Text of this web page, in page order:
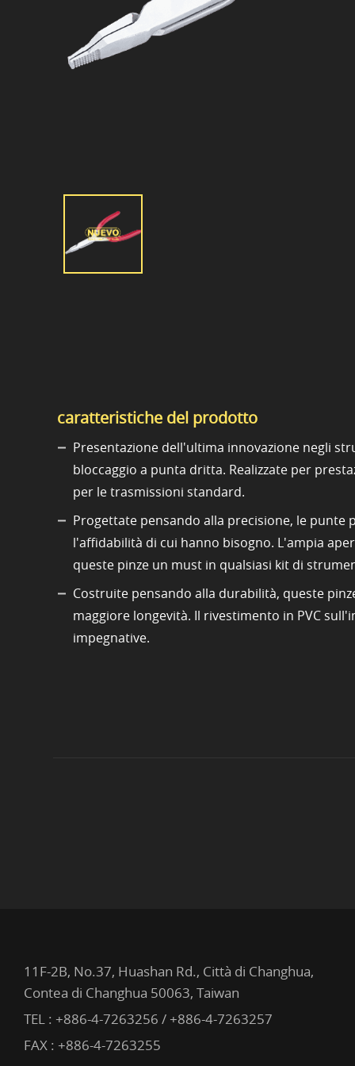
caratteristiche del prodotto
Presentazione dell'ultima innovazione negli
bloccaggio a punta dritta. Realizzate per
per le trasmissioni standard.
Progettate pensando alla precisione, le punte
l'affidabilità di cui hanno bisogno. L'ampia
queste pinze un must in qualsiasi kit di
Costruite pensando alla durabilità, queste
maggiore longevità. Il rivestimento in PVC
impegnative.
11F-2B, No.37, Huashan Rd., Città di Changhua,
Contea di Changhua 50063, Taiwan
TEL : +886-4-7263256 / +886-4-7263257
FAX : +886-4-7263255